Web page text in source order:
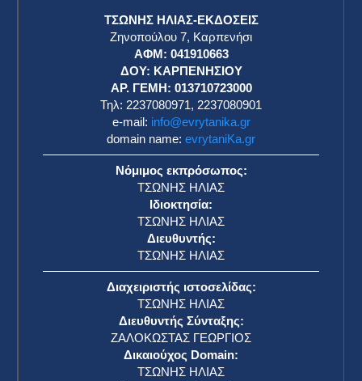
ΤΣΩΝΗΣ ΗΛΙΑΣ-ΕΚΔΟΣΕΙΣ
Ζηνοπούλου 7, Καρπενήσι
ΑΦΜ: 041910663
ΔΟΥ: ΚΑΡΠΕΝΗΣΙΟΥ
ΑΡ. ΓΕΜΗ: 013710723000
Τηλ: 2237080971, 2237080901
e-mail: info@evrytanika.gr
domain name: evrytaniKa.gr
Νόμιμος εκπρόσωπος:
ΤΣΩΝΗΣ ΗΛΙΑΣ
Ιδιοκτησία:
ΤΣΩΝΗΣ ΗΛΙΑΣ
Διευθυντής:
ΤΣΩΝΗΣ ΗΛΙΑΣ
Διαχειριστής ιστοσελίδας:
ΤΣΩΝΗΣ ΗΛΙΑΣ
Διευθυντής Σύνταξης:
ΖΑΛΟΚΩΣΤΑΣ ΓΕΩΡΓΙΟΣ
Δικαιούχος Domain:
ΤΣΩΝΗΣ ΗΛΙΑΣ